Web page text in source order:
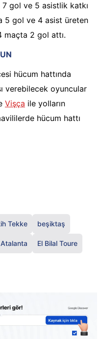
gol ve 5 asistlik katkı
5 gol ve 4 asist üreten
maçta 2 gol attı.
hücum hattında
verebilecek oyuncular
Vişça ile yolların
hücum hattı
Tekke beşiktaş
Atalanta El Bilal Toure